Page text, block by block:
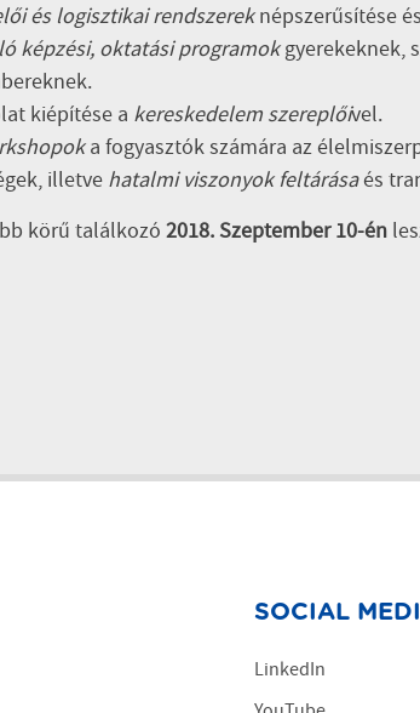
és logisztikai rendszereknépszerűsítése
képzési, oktatási programokgyerekeknek,
kiépítése a kereskedelem szereplőivel.
a fogyasztók számára az
illetve hatalmi viszonyok feltárásaés
körű találkozó 2018. Szeptember 10-én
SOCIAL
LinkedIn